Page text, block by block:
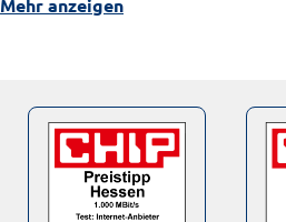
Mehr anzeigen